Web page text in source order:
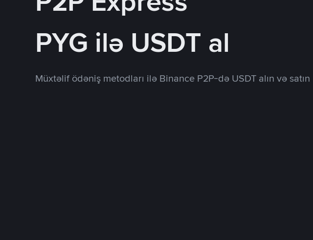
PYG ilə USDT al
Müxtəlif ödəniş metodları ilə Binance P2P-də USDT alın və satın